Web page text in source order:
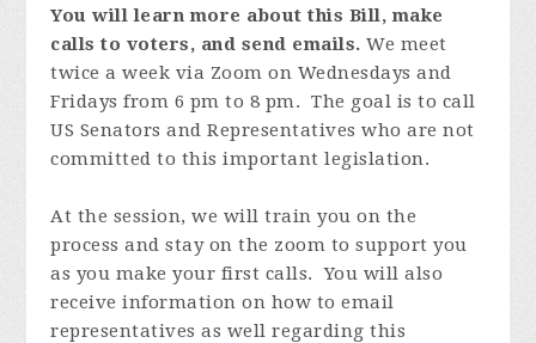
You will learn more about this Bill, make
calls to voters, and send emails. We meet
twice a week via Zoom on Wednesdays and
Fridays from 6 pm to 8 pm. The goal is to call
US Senators and Representatives who are not
committed to this important legislation.
At the session, we will train you on the
process and stay on the zoom to support you
as you make your first calls. You will also
receive information on how to email
representatives as well regarding this